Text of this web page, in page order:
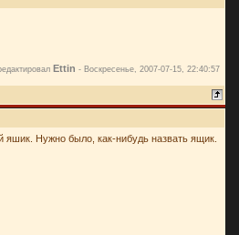
Ettin - Воскресенье, 2007-07-15, 22:40:57
яшик. Нужно было, как-нибудь назвать ящик.